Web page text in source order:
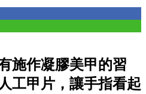
施作凝膠美甲的習
工甲片，讓手指看起